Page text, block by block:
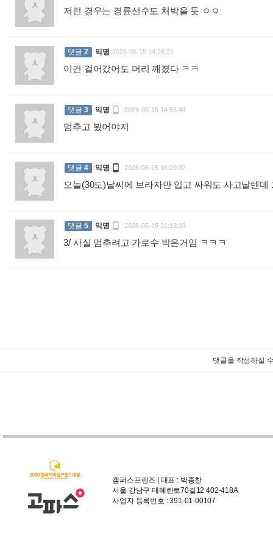
저런 경우는 경륜선수도 처박을 듯 ㅇㅇ
댓글 2 익명 2026-05-15 14:26:21
이건 걸어갔어도 머리 깨졌다 ㅋㅋ
댓글 3 익명  2026-05-15 14:58:44
멈추고 봤어야지
댓글 4 익명  2026-05-15 16:20:37
오늘(30도)날씨에 브라자만 입고 싸워도 사고날텐
댓글 5 익명  2026-05-15 21:13:33
3/ 사실 멈추려고 가로수 박은거임 ㅋㅋㅋ
댓글을 작성하실
캠퍼스프렌즈 | 대표 : 박종찬
서울 강남구 테헤란로70길12 402-418A
사업자 등록번호 : 391-01-00107